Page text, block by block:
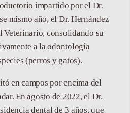
impartido por el Dr.
mismo año, el Dr. Hernández
Veterinario, consolidando su
a la odontología
(perros y gatos).
en campos por encima del
En agosto de 2022, el Dr.
dental de 3 años, que